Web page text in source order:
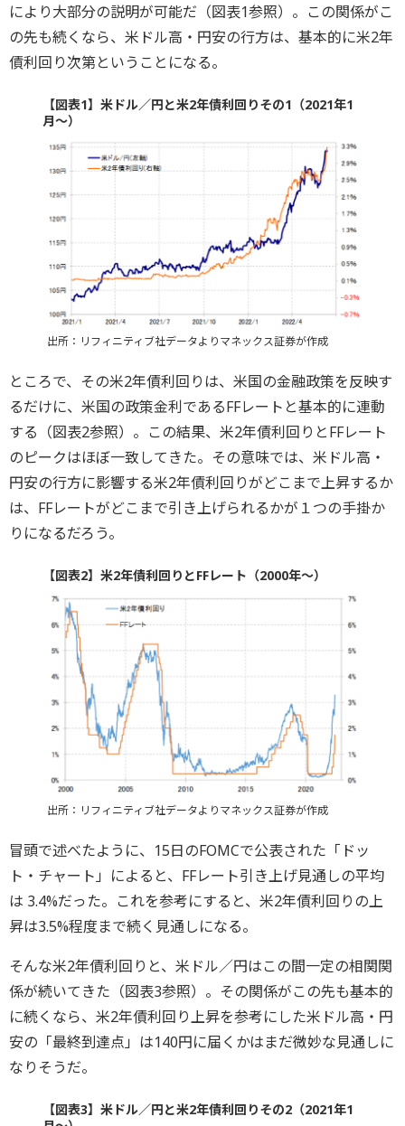
により大部分の説明が可能だ（図表1参照）。この関係がこ
の先も続くなら、米ドル高・円安の行方は、基本的に米2年
債利回り次第ということになる。
【図表1】米ドル／円と米2年債利回りその1（2021年1
月～）
出所：リフィニティブ社データよりマネックス証券が作成
ところで、その米2年債利回りは、米国の金融政策を反映す
るだけに、米国の政策金利であるFFレートと基本的に連動
する（図表2参照）。この結果、米2年債利回りとFFレート
のピークはほぼ一致してきた。その意味では、米ドル高・
円安の行方に影響する米2年債利回りがどこまで上昇するか
は、FFレートがどこまで引き上げられるかが１つの手掛か
りになるだろう。
【図表2】米2年債利回りとFFレート（2000年～）
出所：リフィニティブ社データよりマネックス証券が作成
冒頭で述べたように、15日のFOMCで公表された「ドッ
ト・チャート」によると、FFレート引き上げ見通しの平均
は 3.4%だった。これを参考にすると、米2年債利回りの上
昇は3.5%程度まで続く見通しになる。
そんな米2年債利回りと、米ドル／円はこの間一定の相関関
係が続いてきた（図表3参照）。その関係がこの先も基本的
に続くなら、米2年債利回り上昇を参考にした米ドル高・円
安の「最終到達点」は140円に届くかはまだ微妙な見通しに
なりそうだ。
【図表3】米ドル／円と米2年債利回りその2（2021年1